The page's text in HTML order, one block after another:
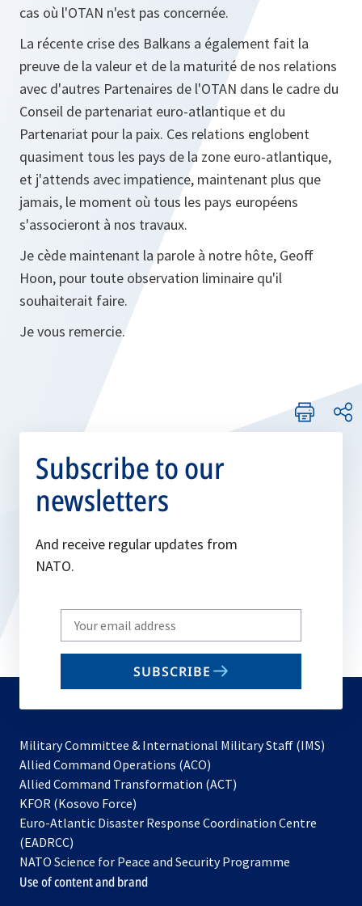
cas où l'OTAN n'est pas concernée.
La récente crise des Balkans a également fait la
preuve de la valeur et de la maturité de nos relations
avec d'autres Partenaires de l'OTAN dans le cadre du
Conseil de partenariat euro-atlantique et du
Partenariat pour la paix. Ces relations englobent
quasiment tous les pays de la zone euro-atlantique,
et j'attends avec impatience, maintenant plus que
jamais, le moment où tous les pays européens
s'associeront à nos travaux.
Je cède maintenant la parole à notre hôte, Geoff
Hoon, pour toute observation liminaire qu'il
souhaiterait faire.
Je vous remercie.
Subscribe to our
newsletters
And receive regular updates from
NATO.
Write
your
email
SUBSCRIBE
Military Committee & International Military Staff (IMS)
Allied Command Operations (ACO)
in
new
Allied Command Transformation (ACT)
a
tab
KFOR (Kosovo Force)
in
new
tab
Euro-Atlantic Disaster Response Coordination Centre
(EADRCC)
NATO Science for Peace and Security Programme
Use of content and brand